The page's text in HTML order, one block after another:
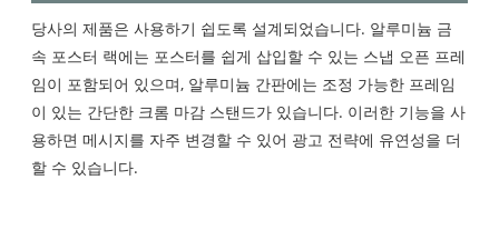
당사의 제품은 사용하기 쉽도록 설계되었습니다. 알루미늄 금
속 포스터 랙에는 포스터를 쉽게 삽입할 수 있는 스냅 오픈 프레
임이 포함되어 있으며, 알루미늄 간판에는 조정 가능한 프레임
이 있는 간단한 크롬 마감 스탠드가 있습니다. 이러한 기능을 사
용하면 메시지를 자주 변경할 수 있어 광고 전략에 유연성을 더
할 수 있습니다.